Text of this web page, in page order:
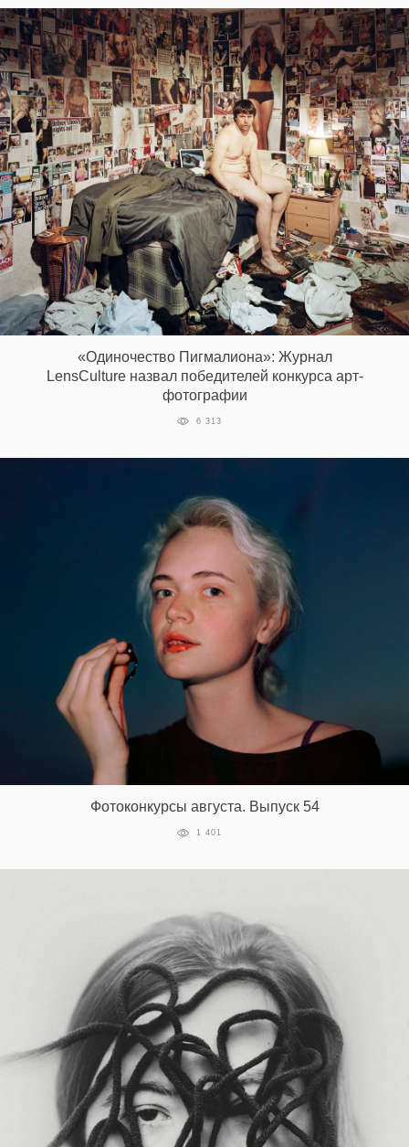
«Одиночество Пигмалиона»: Журнал
LensCulture назвал победителей конкурса арт-
фотографии
6 313
Фотоконкурсы августа. Выпуск 54
1 401